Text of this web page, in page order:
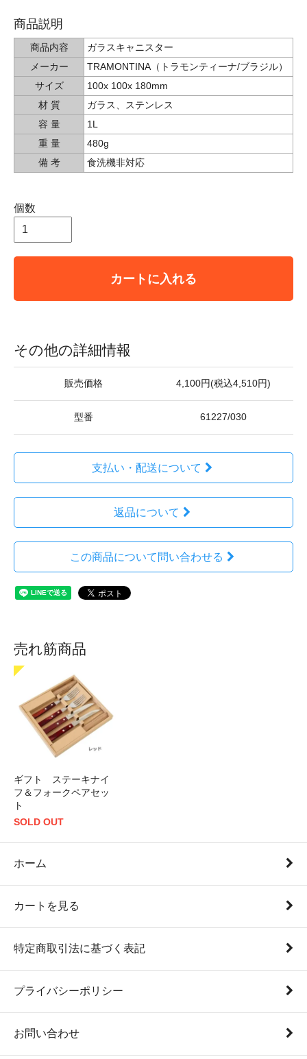
商品説明
商品内容
ガラスキャニスター
メーカー
TRAMONTINA（トラモンティーナ/ブラジル）
サイズ
100x 100x 180mm
材 質
ガラス、ステンレス
容 量
1L
重 量
480g
備 考
食洗機非対応
個数
カートに入れる
その他の詳細情報
販売価格 4,100円(税込4,510円)
型番 61227/030
支払い・配送について
返品について
この商品について問い合わせる
売れ筋商品
ギフト ステーキナイ
フ＆フォークペアセッ
ト
SOLD OUT
ホーム
カートを見る
特定商取引法に基づく表記
プライバシーポリシー
お問い合わせ